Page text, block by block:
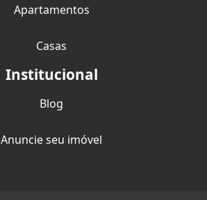
Apartamentos
Casas
Institucional
Blog
Anuncie seu imóvel